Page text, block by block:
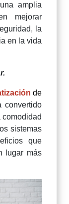
amplia
mejorar
la
en la vida
de
convertido
sistemas
que
lugar más